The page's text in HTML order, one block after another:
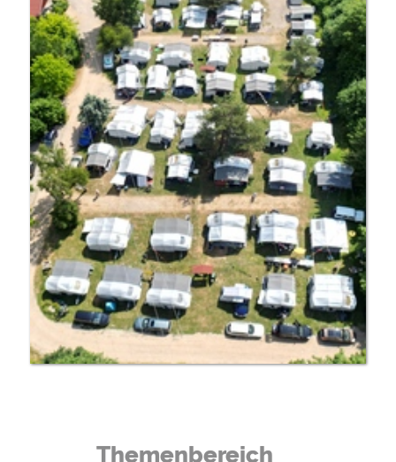
Themenbereich